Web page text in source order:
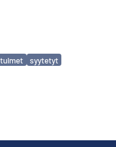
syytetyt